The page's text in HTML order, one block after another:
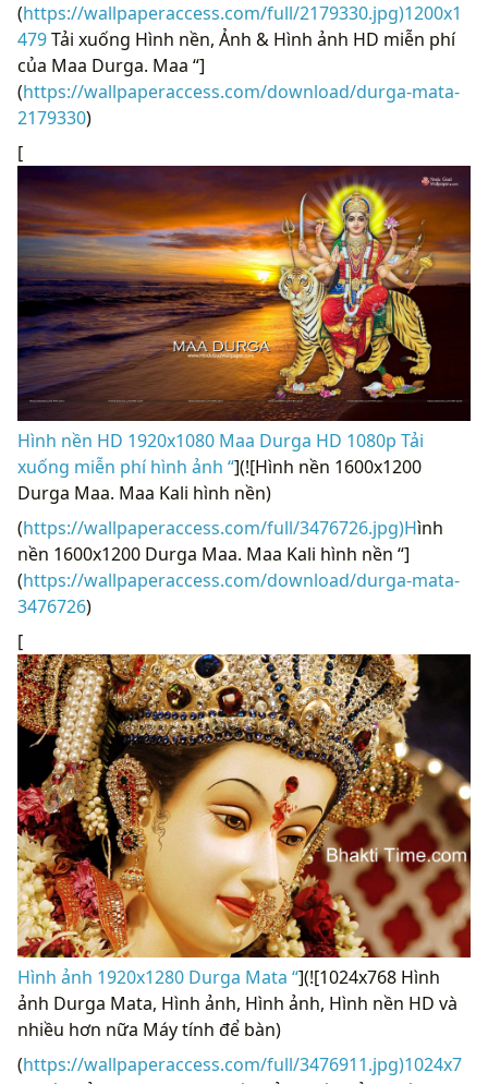
(https://wallpaperaccess.com/full/2179330.jpg)1200x1
479Tải xuống Hình nền, Ảnh & Hình ảnh HD miễn phí
của Maa Durga. Maa “]
(https://wallpaperaccess.com/download/durga-mata-
2179330)
[
Hình nền HD 1920x1080 Maa Durga HD 1080p Tải
xuống miễn phí hình ảnh “](![Hình nền 1600x1200
Durga Maa. Maa Kali hình nền)
(https://wallpaperaccess.com/full/3476726.jpg)Hình
nền 1600x1200 Durga Maa. Maa Kali hình nền “]
(https://wallpaperaccess.com/download/durga-mata-
3476726)
[
Hình ảnh 1920x1280 Durga Mata “](![1024x768 Hình
ảnh Durga Mata, Hình ảnh, Hình ảnh, Hình nền HD và
nhiều hơn nữa Máy tính để bàn)
(https://wallpaperaccess.com/full/3476911.jpg)1024x7